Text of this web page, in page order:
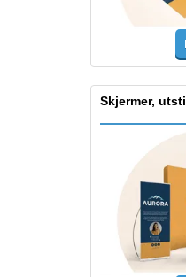
Skjermer,